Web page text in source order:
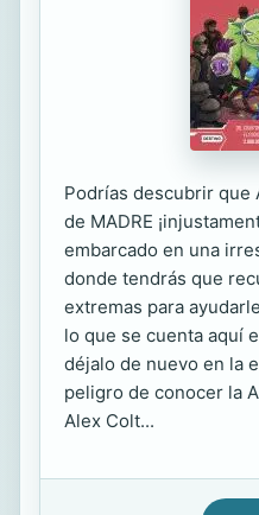
Podrías descubrir que
de MADRE
embarcado en una
donde tendrás que
extremas para
lo que se cuenta aquí
déjalo de nuevo en la
peligro de conocer la
Alex Colt...